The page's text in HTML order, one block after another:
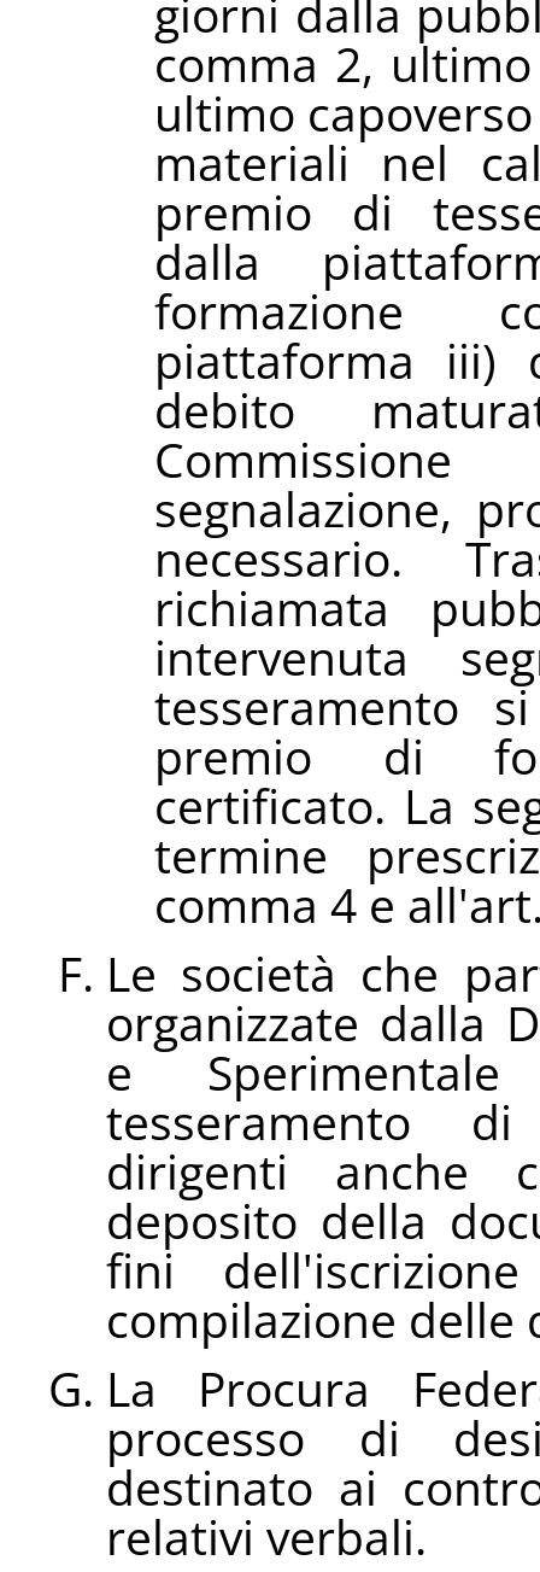
giorni dalla
comma 2,
ultimo
materiali nel
premio di
dalla
formazione
piattaforma iii)
debito
segnalazione,
necessario.
richiamata
intervenuta
tesseramento
premio di
certificato. La
termine
comma 4 e
Le società che
organizzate dalla
e
tesseramento
dirigenti anche
deposito della
fini
compilazione delle
La Procura
processo di
destinato ai
relativi verbali.